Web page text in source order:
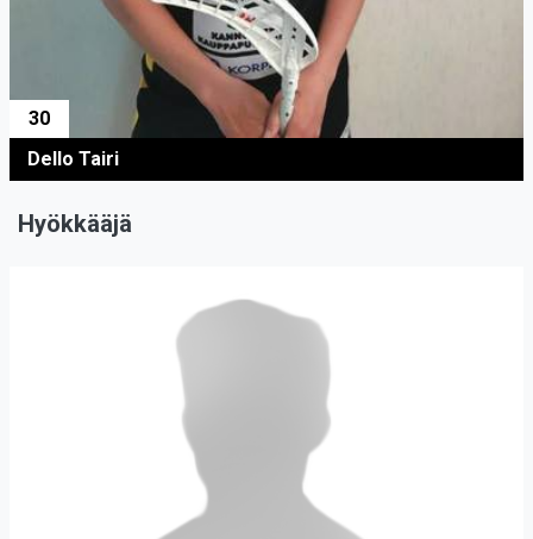
30
Dello Tairi
Hyökkääjä